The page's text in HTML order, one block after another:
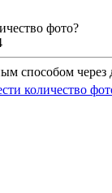
фото?
способом через
количество